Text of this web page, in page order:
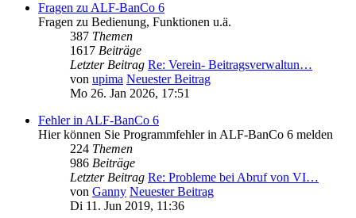
Fragen zu ALF-BanCo 6
Fragen zu Bedienung, Funktionen u.ä.
387 Themen
1617 Beiträge
Letzter Beitrag Re: Verein- Beitragsverwaltun…
von upima Neuester Beitrag
Mo 26. Jan 2026, 17:51
Fehler in ALF-BanCo 6
Hier können Sie Programmfehler in ALF-BanCo 6 melden
224 Themen
986 Beiträge
Letzter Beitrag Re: Probleme bei Abruf von VI…
von Ganny Neuester Beitrag
Di 11. Jun 2019, 11:36